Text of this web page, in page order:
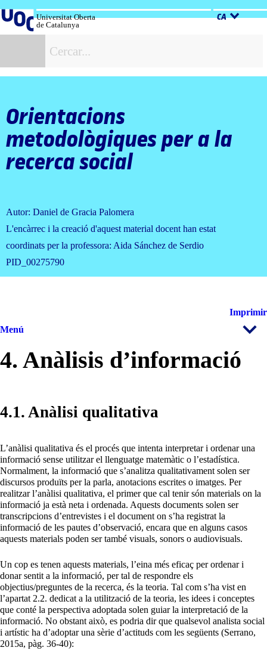
al
contingut
Universitat Oberta
de Catalunya
CA
Orientacions
metodològiques per a la
recerca social
Autor: Daniel de Gracia Palomera
L'encàrrec i la creació d'aquest material docent han estat
coordinats per la professora: Aida Sánchez de Serdio
PID_00275790
Imprimir
Menú
4. Anàlisis d’informació
4.1. Anàlisi qualitativa
L’anàlisi qualitativa és el procés que intenta interpretar i ordenar una
informació sense utilitzar el llenguatge matemàtic o l’estadística.
Normalment, la informació que s’analitza qualitativament solen ser
discursos produïts per la parla, anotacions escrites o imatges. Per
realitzar l’anàlisi qualitativa, el primer que cal tenir són materials on la
informació ja està neta i ordenada. Aquests documents solen ser
transcripcions d’entrevistes i el document on s’ha registrat la
informació de les pautes d’observació, encara que en alguns casos
aquests materials poden ser també visuals, sonors o audiovisuals.
Un cop es tenen aquests materials, l’eina més eficaç per ordenar i
donar sentit a la informació, per tal de respondre els
objectius/preguntes de la recerca, és la teoria. Tal com s’ha vist en
l’apartat 2.2. dedicat a la utilització de la teoria, les idees i conceptes
que conté la perspectiva adoptada solen guiar la interpretació de la
informació. No obstant això, es podria dir que qualsevol analista social
i artístic ha d’adoptar una sèrie d’actituds com les següents (Serrano,
2015a, pàg. 36-40):